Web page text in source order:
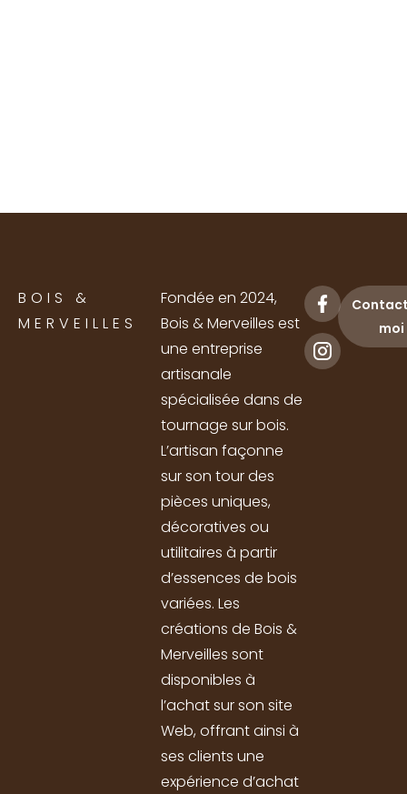
BOIS &
MERVEILLES
Fondée en 2024,
Bois & Merveilles est
une entreprise
artisanale
spécialisée dans de
tournage sur bois.
L’artisan façonne
sur son tour des
pièces uniques,
décoratives ou
utilitaires à partir
d’essences de bois
variées. Les
créations de Bois &
Merveilles sont
disponibles à
l’achat sur son site
Web, offrant ainsi à
ses clients une
expérience d’achat
moi